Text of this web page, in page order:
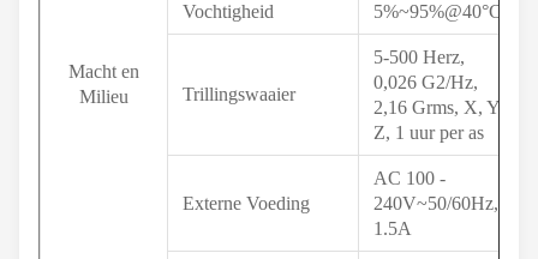
Macht en
Milieu
Vochtigheid
5%~95%@40°C,
Trillingswaaier
5-500 Herz,
0,026 G2/Hz,
2,16 Grms, X, Y,
Z, 1 uur per as
Externe Voeding
AC 100 -
240V~50/60Hz,
1.5A